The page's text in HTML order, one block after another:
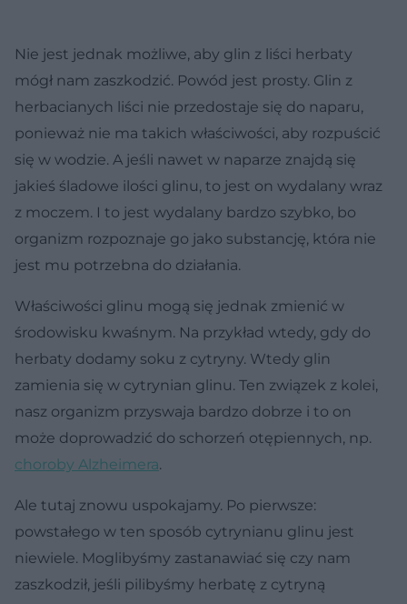
Nie jest jednak możliwe, aby glin z liści herbaty
mógł nam zaszkodzić. Powód jest prosty. Glin z
herbacianych liści nie przedostaje się do naparu,
ponieważ nie ma takich właściwości, aby rozpuścić
się w wodzie. A jeśli nawet w naparze znajdą się
jakieś śladowe ilości glinu, to jest on wydalany wraz
z moczem. I to jest wydalany bardzo szybko, bo
organizm rozpoznaje go jako substancję, która nie
jest mu potrzebna do działania.
Właściwości glinu mogą się jednak zmienić w
środowisku kwaśnym. Na przykład wtedy, gdy do
herbaty dodamy soku z cytryny. Wtedy glin
zamienia się w cytrynian glinu. Ten związek z kolei,
nasz organizm przyswaja bardzo dobrze i to on
może doprowadzić do schorzeń otępiennych, np.
choroby Alzheimera.
Ale tutaj znowu uspokajamy. Po pierwsze:
powstałego w ten sposób cytrynianu glinu jest
niewiele. Moglibyśmy zastanawiać się czy nam
zaszkodził, jeśli pilibyśmy herbatę z cytryną